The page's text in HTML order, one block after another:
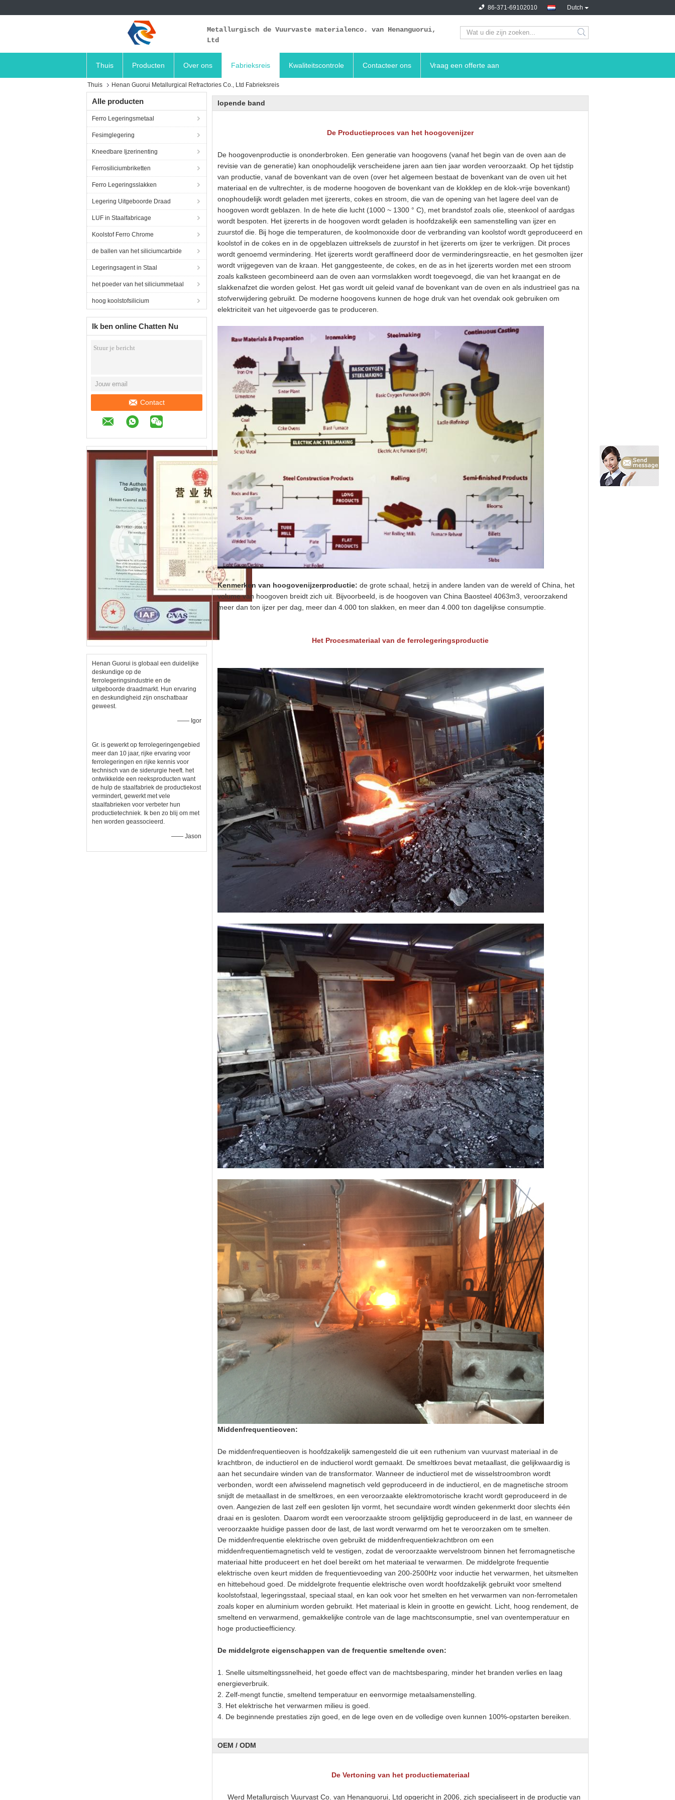
Dutch
86-371-69102010
Metallurgisch de Vuurvaste materialenco. van Henanguorui,
Ltd
Thuis Producten Over ons Fabrieksreis Kwaliteitscontrole Contacteer ons Vraag een offerte aan
Thuis Henan Guorui Metallurgical Refractories Co., Ltd Fabrieksreis
Alle producten
Ferro Legeringsmetaal
Fesimglegering
Kneedbare Ijzerinenting
Ferrosiliciumbriketten
Ferro Legeringsslakken
Legering Uitgeboorde Draad
LUF in Staalfabricage
Koolstof Ferro Chrome
de ballen van het siliciumcarbide
Legeringsagent in Staal
het poeder van het siliciummetaal
hoog koolstofsilicium
Ik ben online Chatten Nu
Contact
Henan Guorui is globaal een duidelijke
deskundige op de
ferrolegeringsindustrie en de
uitgeboorde draadmarkt. Hun ervaring
en deskundigheid zijn onschatbaar
geweest.
—— Igor
Gr. is gewerkt op ferrolegeringengebied
meer dan 10 jaar, rijke ervaring voor
ferrolegeringen en rijke kennis voor
technisch van de siderurgie heeft. het
ontwikkelde een reeksproducten want
de hulp de staalfabriek de productiekost
vermindert, gewerkt met vele
staalfabrieken voor verbeter hun
productietechniek. Ik ben zo blij om met
hen worden geassocieerd.
—— Jason
lopende band
De Productieproces van het hoogovenijzer
De hoogovenproductie is ononderbroken. Een generatie van hoogovens (vanaf het begin van de oven aan de
revisie van de generatie) kan onophoudelijk verscheidene jaren aan tien jaar worden veroorzaakt. Op het tijdstip
van productie, vanaf de bovenkant van de oven (over het algemeen bestaat de bovenkant van de oven uit het
materiaal en de vultrechter, is de moderne hoogoven de bovenkant van de klokklep en de klok-vrije bovenkant)
onophoudelijk wordt geladen met ijzererts, cokes en stroom, die van de opening van het lagere deel van de
hoogoven wordt geblazen. In de hete die lucht (1000 ~ 1300 ° C), met brandstof zoals olie, steenkool of aardgas
wordt bespoten. Het ijzererts in de hoogoven wordt geladen is hoofdzakelijk een samenstelling van ijzer en
zuurstof die. Bij hoge die temperaturen, de koolmonoxide door de verbranding van koolstof wordt geproduceerd en
koolstof in de cokes en in de opgeblazen uittreksels de zuurstof in het ijzererts om ijzer te verkrijgen. Dit proces
wordt genoemd vermindering. Het ijzererts wordt geraffineerd door de verminderingsreactie, en het gesmolten ijzer
wordt vrijgegeven van de kraan. Het ganggesteente, de cokes, en de as in het ijzererts worden met een stroom
zoals kalksteen gecombineerd aan de oven aan vormslakken wordt toegevoegd, die van het kraangat en de
slakkenafzet die worden gelost. Het gas wordt uit geleid vanaf de bovenkant van de oven en als industrieel gas na
stofverwijdering gebruikt. De moderne hoogovens kunnen de hoge druk van het ovendak ook gebruiken om
elektriciteit van het uitgevoerde gas te produceren.
Kenmerken van hoogovenijzerproductie: de grote schaal, hetzij in andere landen van de wereld of China, het
volume van hoogoven breidt zich uit. Bijvoorbeeld, is de hoogoven van China Baosteel 4063m3, veroorzakend
meer dan ton ijzer per dag, meer dan 4.000 ton slakken, en meer dan 4.000 ton dagelijkse consumptie.
Het Procesmateriaal van de ferrolegeringsproductie
Middenfrequentieoven:
De middenfrequentieoven is hoofdzakelijk samengesteld die uit een ruthenium van vuurvast materiaal in de
krachtbron, de inductierol en de inductierol wordt gemaakt. De smeltkroes bevat metaallast, die gelijkwaardig is
aan het secundaire winden van de transformator. Wanneer de inductierol met de wisselstroombron wordt
verbonden, wordt een afwisselend magnetisch veld geproduceerd in de inductierol, en de magnetische stroom
snijdt de metaallast in de smeltkroes, en een veroorzaakte elektromotorische kracht wordt geproduceerd in de
oven. Aangezien de last zelf een gesloten lijn vormt, het secundaire wordt winden gekenmerkt door slechts één
draai en is gesloten. Daarom wordt een veroorzaakte stroom gelijktijdig geproduceerd in de last, en wanneer de
veroorzaakte huidige passen door de last, de last wordt verwarmd om het te veroorzaken om te smelten.
De middenfrequentie elektrische oven gebruikt de middenfrequentiekrachtbron om een
middenfrequentiemagnetisch veld te vestigen, zodat de veroorzaakte wervelstroom binnen het ferromagnetische
materiaal hitte produceert en het doel bereikt om het materiaal te verwarmen. De middelgrote frequentie
elektrische oven keurt midden de frequentievoeding van 200-2500Hz voor inductie het verwarmen, het uitsmelten
en hittebehoud goed. De middelgrote frequentie elektrische oven wordt hoofdzakelijk gebruikt voor smeltend
koolstofstaal, legeringsstaal, speciaal staal, en kan ook voor het smelten en het verwarmen van non-ferrometalen
zoals koper en aluminium worden gebruikt. Het materiaal is klein in grootte en gewicht. Licht, hoog rendement, de
smeltend en verwarmend, gemakkelijke controle van de lage machtsconsumptie, snel van oventemperatuur en
hoge productieefficiency.
De middelgrote eigenschappen van de frequentie smeltende oven:
1. Snelle uitsmeltingssnelheid, het goede effect van de machtsbesparing, minder het branden verlies en laag
energieverbruik.
2. Zelf-mengt functie, smeltend temperatuur en eenvormige metaalsamenstelling.
3. Het elektrische het verwarmen milieu is goed.
4. De beginnende prestaties zijn goed, en de lege oven en de volledige oven kunnen 100%-opstarten bereiken.
OEM / ODM
De Vertoning van het productiemateriaal
Werd Metallurgisch Vuurvast Co. van Henanguorui, Ltd opgericht in 2006, zich specialiseert in de productie van